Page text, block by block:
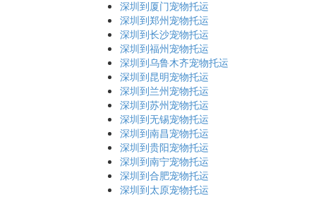
深圳到厦门宠物托运
深圳到郑州宠物托运
深圳到长沙宠物托运
深圳到福州宠物托运
深圳到乌鲁木齐宠物托运
深圳到昆明宠物托运
深圳到兰州宠物托运
深圳到苏州宠物托运
深圳到无锡宠物托运
深圳到南昌宠物托运
深圳到贵阳宠物托运
深圳到南宁宠物托运
深圳到合肥宠物托运
深圳到太原宠物托运